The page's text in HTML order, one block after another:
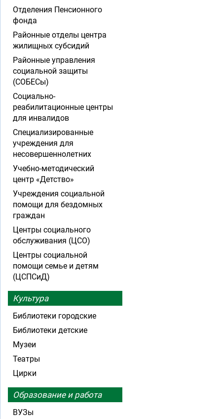
Отделения Пенсионного
фонда
Районные отделы центра
жилищных субсидий
Районные управления
социальной защиты
(СОБЕСы)
Социально-
реабилитационные центры
для инвалидов
Специализированные
учреждения для
несовершеннолетних
Учебно-методический
центр «Детство»
Учреждения социальной
помощи для бездомных
граждан
Центры социального
обслуживания (ЦСО)
Центры социальной
помощи семье и детям
(ЦСПСиД)
Культура
Библиотеки городские
Библиотеки детские
Музеи
Театры
Цирки
Образование и работа
ВУЗы